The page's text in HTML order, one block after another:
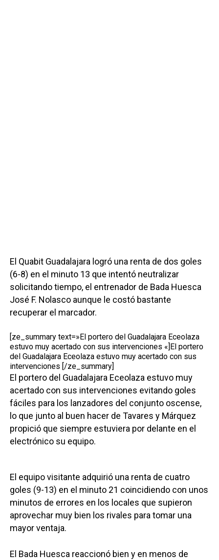
El Quabit Guadalajara logró una renta de dos goles
(6-8) en el minuto 13 que intentó neutralizar
solicitando tiempo, el entrenador de Bada Huesca
José F. Nolasco aunque le costó bastante
recuperar el marcador.
[ze_summary text=»El portero del Guadalajara Eceolaza
estuvo muy acertado con sus intervenciones «]El portero
del Guadalajara Eceolaza estuvo muy acertado con sus
intervenciones [/ze_summary]
El portero del Guadalajara Eceolaza estuvo muy
acertado con sus intervenciones evitando goles
fáciles para los lanzadores del conjunto oscense,
lo que junto al buen hacer de Tavares y Márquez
propició que siempre estuviera por delante en el
electrónico su equipo.
El equipo visitante adquirió una renta de cuatro
goles (9-13) en el minuto 21 coincidiendo con unos
minutos de errores en los locales que supieron
aprovechar muy bien los rivales para tomar una
mayor ventaja.
El Bada Huesca reaccionó bien y en menos de